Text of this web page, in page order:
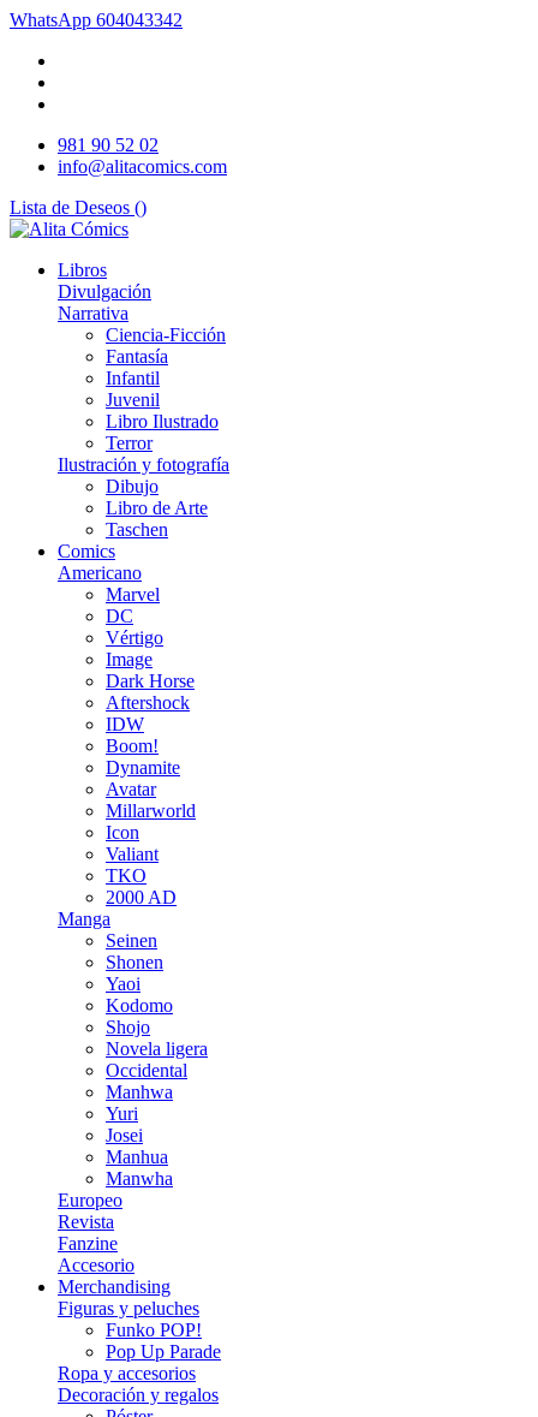
WhatsApp 604043342
981 90 52 02
info@alitacomics.com
Lista de Deseos ()
Libros
Divulgación
Narrativa
Ciencia-Ficción
Fantasía
Infantil
Juvenil
Libro Ilustrado
Terror
Ilustración y fotografía
Dibujo
Libro de Arte
Taschen
Comics
Americano
Marvel
DC
Vértigo
Image
Dark Horse
Aftershock
IDW
Boom!
Dynamite
Avatar
Millarworld
Icon
Valiant
TKO
2000 AD
Manga
Seinen
Shonen
Yaoi
Kodomo
Shojo
Novela ligera
Occidental
Manhwa
Yuri
Josei
Manhua
Manwha
Europeo
Revista
Fanzine
Accesorio
Merchandising
Figuras y peluches
Funko POP!
Pop Up Parade
Ropa y accesorios
Decoración y regalos